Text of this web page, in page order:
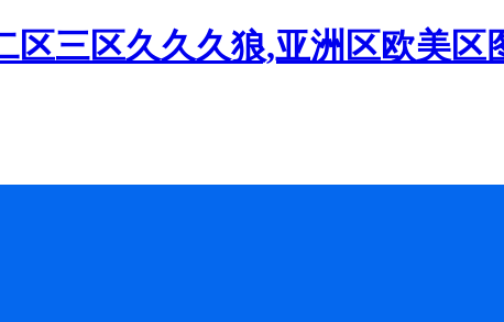
区三区久久久狼,亚洲区欧美